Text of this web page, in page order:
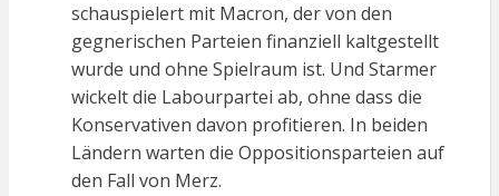
schauspielert mit Macron, der von den
gegnerischen Parteien finanziell kaltgestellt
wurde und ohne Spielraum ist. Und Starmer
wickelt die Labourpartei ab, ohne dass die
Konservativen davon profitieren. In beiden
Ländern warten die Oppositionsparteien auf
den Fall von Merz.